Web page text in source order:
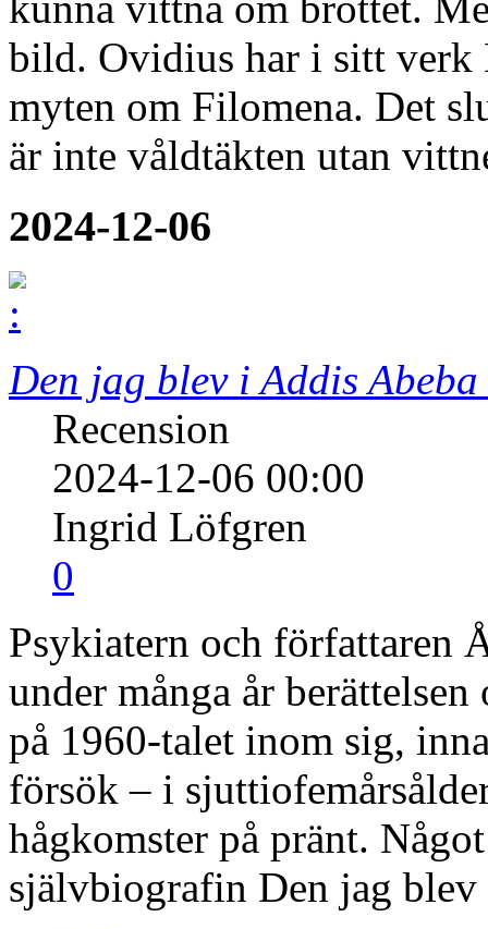
bild. Ovidius har i sitt
myten om Filomena. Det
är inte våldtäkten utan
2024-12-06
Den jag blev i Addis Abeba
Recension
2024-12-06 00:00
Ingrid Löfgren
0
Psykiatern och författaren
under många år
på 1960-talet inom sig,
försök – i
hågkomster på pränt.
självbiografin Den jag